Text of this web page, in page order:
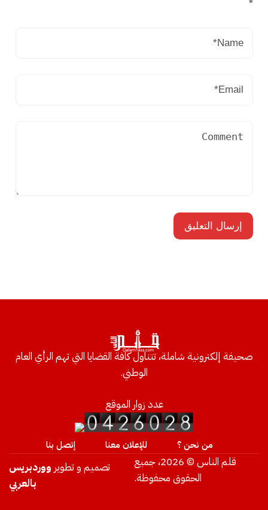
*
صحيفة إلكترونية شاملة، تتناول كافة القضايا التي تهم الرأي العام
الوطني.
عدد زوار الموقع
من نحن ؟ للإعلان معنا إتصل بنا
قلم الناس © 2026، جميع
الحقوق محفوظة.
تصميم و تطوير ووردبريس
بالعربي